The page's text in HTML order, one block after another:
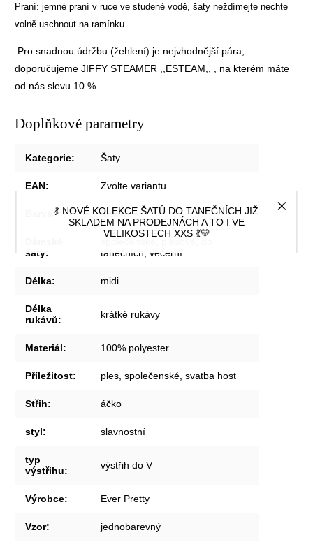
💃 NOVÉ KOLEKCE ŠATŮ DO TANEČNÍCH JIŽ
SKLADEM NA PRODEJNÁCH A TO I VE
VELIKOSTECH XXS 💃💛
Praní: jemné praní v ruce ve studené vodě, šaty neždímejte nechte
volně uschnout na ramínku.
Pro snadnou údržbu (žehlení) je nejvhodnější pára,
doporučujemeJIFFY STEAMER ,,ESTEAM,,
, na kterém máte
od nás slevu 10 %.
Doplňkové parametry
Kategorie: Šaty
EAN: Zvolte variantu
: Modrá
šaty:
tanečních, večerní
Délka: midi
Délka
rukávů: krátké rukávy
Materiál: 100% polyester
Příležitost: ples, společenské, svatba host
Střih: áčko
styl: slavnostní
typ
výstřihu: výstřih do V
Výrobce: Ever Pretty
Vzor: jednobarevný